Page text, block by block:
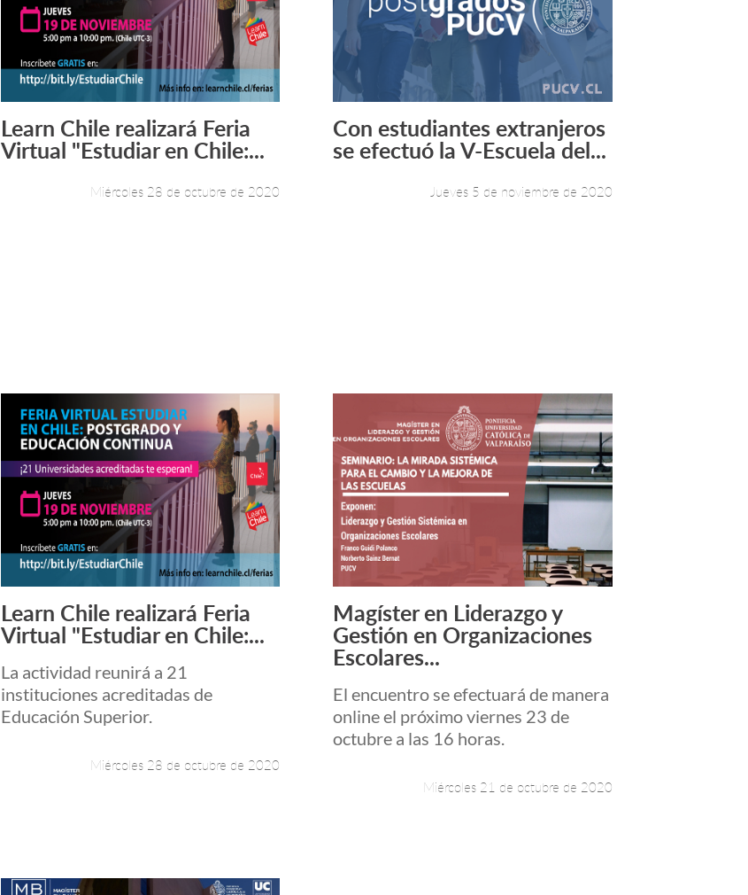
Leer más +
Learn Chile realizará Feria
Virtual "Estudiar en Chile:...
Miércoles 28 de octubre de 2020
Leer más +
Con estudiantes extranjeros
se efectuó la V-Escuela del...
Jueves 5 de noviembre de 2020
Leer más +
Learn Chile realizará Feria
Virtual "Estudiar en Chile:...
La actividad reunirá a 21
instituciones acreditadas de
Educación Superior.
Miércoles 28 de octubre de 2020
Leer más +
Magíster en Liderazgo y
Gestión en Organizaciones
Escolares...
El encuentro se efectuará de manera
online el próximo viernes 23 de
octubre a las 16 horas.
Miércoles 21 de octubre de 2020